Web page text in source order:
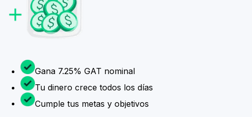
Gana 7.25% GAT nominal
Tu dinero crece todos los días
Cumple tus metas y objetivos